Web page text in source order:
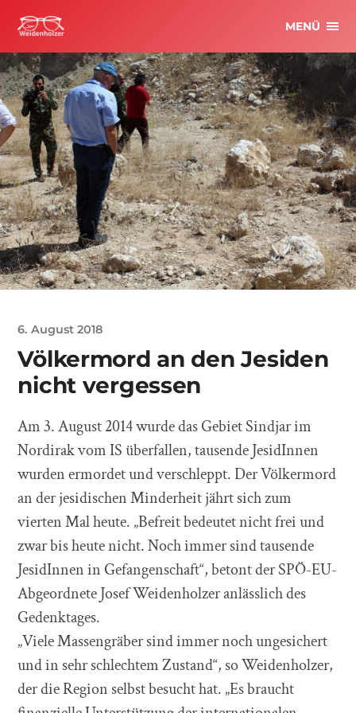
MENÜ
6. August 2018
Völkermord an den Jesiden
nicht vergessen
Am 3. August 2014 wurde das Gebiet Sindjar im
Nordirak vom IS überfallen, tausende JesidInnen
wurden ermordet und verschleppt. Der Völkermord
an der jesidischen Minderheit jährt sich zum
vierten Mal heute. „Befreit bedeutet nicht frei und
zwar bis heute nicht. Noch immer sind tausende
JesidInnen in Gefangenschaft“, betont der SPÖ-EU-
Abgeordnete Josef Weidenholzer anlässlich des
Gedenktages.
„Viele Massengräber sind immer noch ungesichert
und in sehr schlechtem Zustand“, so Weidenholzer,
der die Region selbst besucht hat. „Es braucht